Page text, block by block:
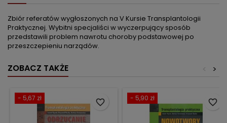
Zbiór referatów wygłoszonych na V Kursie Transplantologii
Praktycznej. Wybitni specjaliści w wyczerpujący sposób
przedstawili problem nawrotu choroby podstawowej po
przeszczepieniu narządów.
ZOBACZ TAKŻE >
<
- 5,67 zł favorite_border - 5,90 zł favorite_border